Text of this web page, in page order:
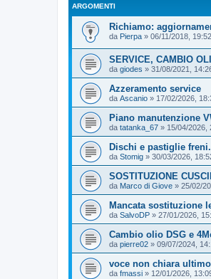
ARGOMENTI
Richiamo:
da Pierpa » 06/11/2018, 19:52
SERVICE, CAMBIO
da giodes » 31/08/2021,
Azzeramento service
da Ascanio » 17/02/2026,
Piano manutenzione
da tatanka_67 » 15/04/2026,
Dischi e pastiglie freni.
da Stomig » 30/03/2026,
SOSTITUZIONE
da Marco di Giove » 25/02/
Mancata sostituzione
da SalvoDP » 27/01/2026,
Cambio olio DSG e
da pierre02 » 09/07/2024,
voce non chiara
da fmassi » 12/01/2026,